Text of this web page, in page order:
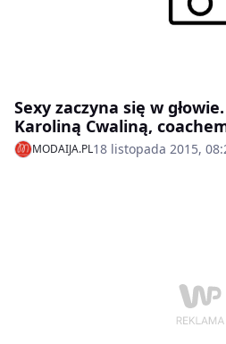
Sexy zaczyna się w
Karoliną Cwaliną,
MODAIJA.PL18 listopada 2015,